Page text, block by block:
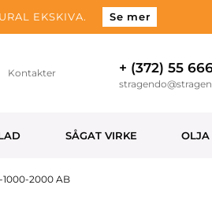
EKSKIVA. Se mer
Kontakter + (372) 55
SÅGAT VIRKE OLJA
2000 AB